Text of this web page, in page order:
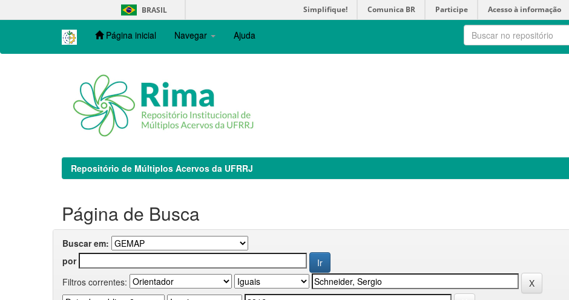
navigation
BRASIL Simplifique! Comunica BR Participe Acesso à informação
Página inicial Navegar Ajuda
Repositório de Múltiplos Acervos da UFRRJ
Página de Busca
Buscar em:
por
Filtros correntes: